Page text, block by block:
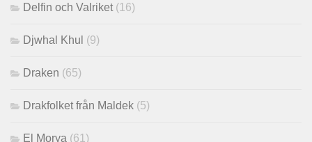
Delfin och Valriket (16)
Djwhal Khul (9)
Draken (65)
Drakfolket från Maldek (5)
El Morya (61)